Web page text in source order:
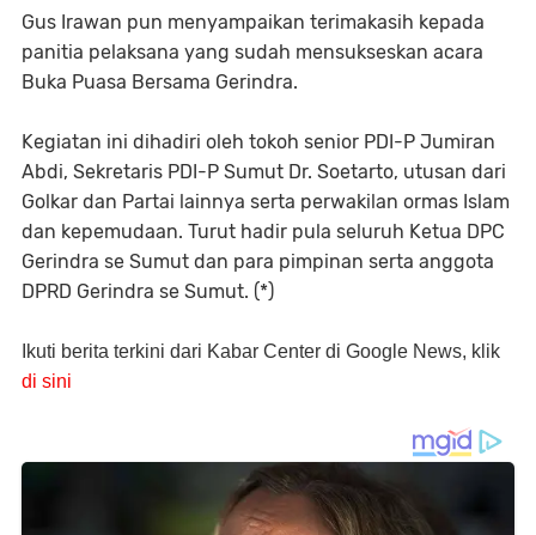
Gus Irawan pun menyampaikan terimakasih kepada
panitia pelaksana yang sudah mensukseskan acara
Buka Puasa Bersama Gerindra.
Kegiatan ini dihadiri oleh tokoh senior PDI-P Jumiran
Abdi, Sekretaris PDI-P Sumut Dr. Soetarto, utusan dari
Golkar dan Partai lainnya serta perwakilan ormas Islam
dan kepemudaan. Turut hadir pula seluruh Ketua DPC
Gerindra se Sumut dan para pimpinan serta anggota
DPRD Gerindra se Sumut. (*)
Ikuti berita terkini dari Kabar Center di Google News, klik
di sini